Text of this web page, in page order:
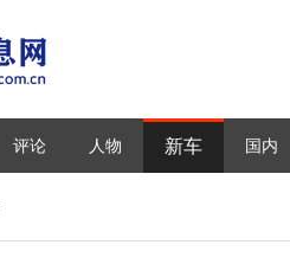
评论 人物 新车 国内